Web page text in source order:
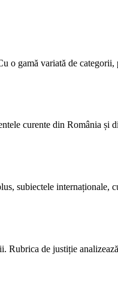
gamă variată de
curente din România și
subiectele
de justiție